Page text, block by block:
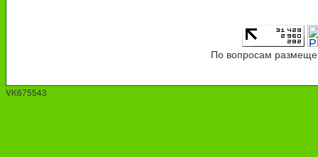
По вопросам
VK675543